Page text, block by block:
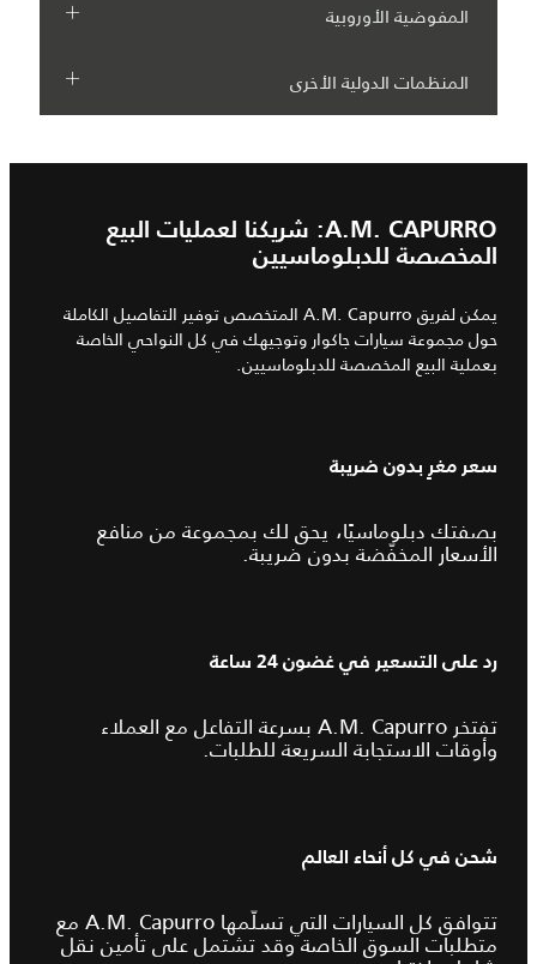
المفوضية الأوروبية
المنظمات الدولية الأخرى
A.M.‎ CAPURRO: شريكنا لعمليات البيع
المخصصة للدبلوماسيين
يمكن لفريق A.M.‎ Capurro المتخصص توفير التفاصيل الكاملة
حول مجموعة سيارات جاكوار وتوجيهك في كل النواحي الخاصة
بعملية البيع المخصصة للدبلوماسيين.
سعر مغرٍ بدون ضريبة
بصفتك دبلوماسيًا، يحق لك بمجموعة من منافع
الأسعار المخفّضة بدون ضريبة.
رد على التسعير في غضون 24 ساعة
تفتخر A.M.‎ Capurro بسرعة التفاعل مع العملاء
وأوقات الاستجابة السريعة للطلبات.
شحن في كل أنحاء العالم
تتوافق كل السيارات التي تسلّمها A.M.‎ Capurro مع
متطلبات السوق الخاصة وقد تشتمل على تأمين نقل